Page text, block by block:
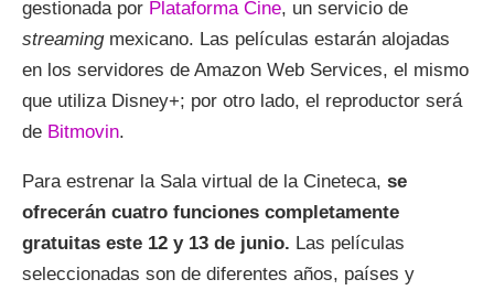
gestionada por Plataforma Cine, un servicio de
streaming mexicano. Las películas estarán alojadas
en los servidores de Amazon Web Services, el mismo
que utiliza Disney+; por otro lado, el reproductor será
de Bitmovin.
Para estrenar la Sala virtual de la Cineteca, se
ofrecerán cuatro funciones completamente
gratuitas este 12 y 13 de junio. Las películas
seleccionadas son de diferentes años, países y